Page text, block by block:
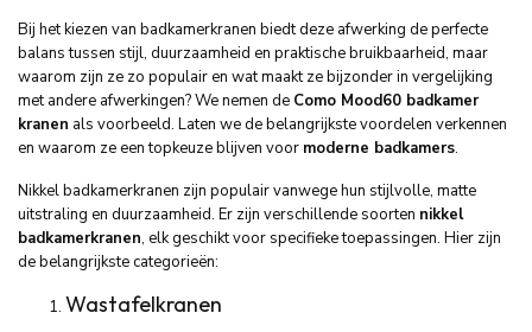
Bij het kiezen van badkamerkranen biedt deze afwerking de perfecte
balans tussen stijl, duurzaamheid en praktische bruikbaarheid, maar
waarom zijn ze zo populair en wat maakt ze bijzonder in vergelijking
met andere afwerkingen? We nemen de Como Mood60 badkamer
kranen als voorbeeld. Laten we de belangrijkste voordelen verkennen
en waarom ze een topkeuze blijven voor moderne badkamers.
Nikkel badkamerkranen zijn populair vanwege hun stijlvolle, matte
uitstraling en duurzaamheid. Er zijn verschillende soorten nikkel
badkamerkranen, elk geschikt voor specifieke toepassingen. Hier zijn
de belangrijkste categorieën:
Wastafelkranen